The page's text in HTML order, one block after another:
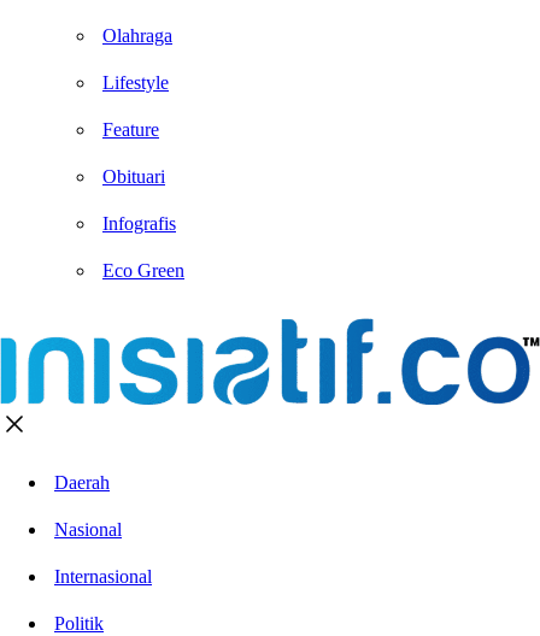
Olahraga
Lifestyle
Feature
Obituari
Infografis
Eco Green
Daerah
Nasional
Internasional
Politik